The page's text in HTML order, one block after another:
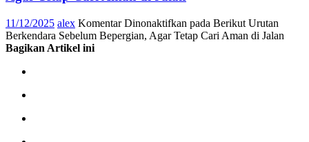
11/12/2025 alex Komentar Dinonaktifkan pada Berikut Urutan
Berkendara Sebelum Bepergian, Agar Tetap Cari Aman di Jalan
Bagikan Artikel ini